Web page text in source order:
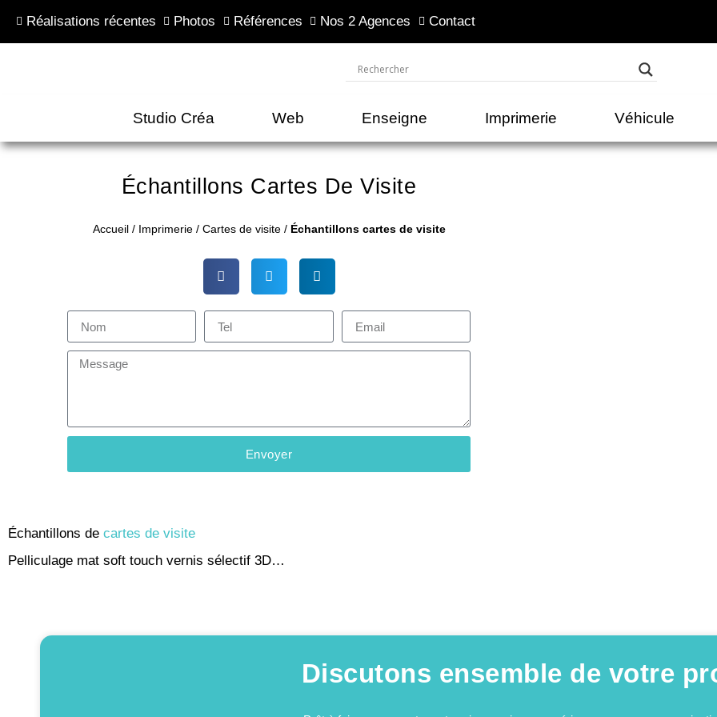
Réalisations récentes Photos Références Nos 2 Agences Contact
Studio Créa Web Enseigne Imprimerie Véhicule
Échantillons Cartes De Visite
Accueil/ Imprimerie/ Cartes de visite/ Échantillons cartes de visite
Envoyer
Échantillons de cartes de visite
Pelliculage mat soft touch vernis sélectif 3D…
Discutons ensemble de votre